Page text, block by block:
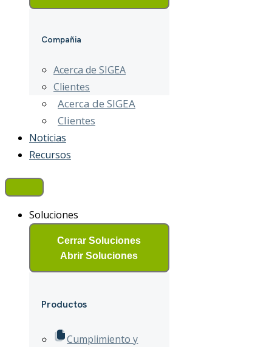
Compañia
Acerca de SIGEA
Clientes
Acerca de SIGEA
Clientes
Noticias
Recursos
Soluciones
Cerrar Soluciones
Abrir Soluciones
Productos
Cumplimiento y